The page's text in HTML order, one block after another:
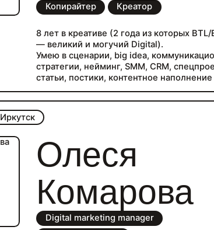
Копирайтер Креатор
8 лет в креативе (2 года из которых
— великий и могучий Digital).
Умею в сценарии, big idea,
стратегии, нейминг, SMM, CRM,
статьи, постики, контентное наполнение
приложений с учетом UX/UI и SEO.
вам презенацию, забрифую дизайнеров,
младших копирайтеров, проконтролирую
реализации проекта и не только.
Иркутск
Олеся
Комарова
Digital marketing manager